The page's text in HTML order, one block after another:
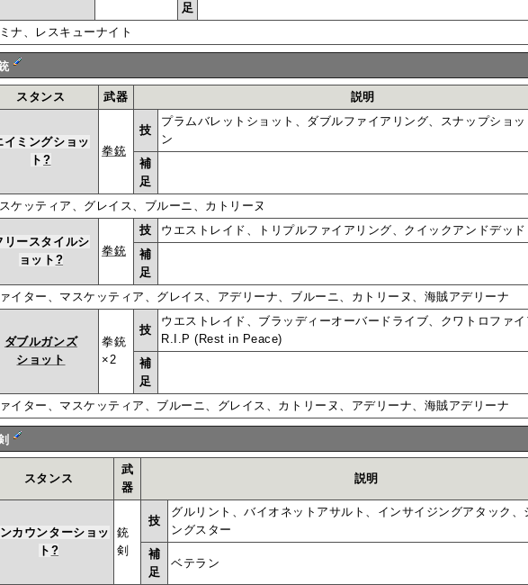
足
ナ、レスキューナイト
スタンス 武器 説明
イミングショッ
ト ?
拳銃
技
プラムバレットショット、ダブルファイアリング、スナップショッ
ン
補
足
ケッティア、グレイス、ブルーニ、カトリーヌ
リースタイルシ
ョット ?
拳銃
技
ウエストレイド、トリプルファイアリング、クイックアンドデッド
補
足
イター、マスケッティア、グレイス、アデリーナ、ブルーニ、カトリーヌ、海賊アデリーナ
ダブルガンズ
ショット
拳銃
×2
技
ウエストレイド、ブラッディーオーバードライブ、クワトロファイ
R.I.P (Rest in Peace)
補
足
イター、マスケッティア、ブルーニ、グレイス、カトリーヌ、アデリーナ、海賊アデリーナ
スタンス
武
器
説明
カウンターショッ
ト ?
銃
剣
技
グルリント、バイオネットアサルト、インサイジングアタック、
ングスター
補
足
ベテラン